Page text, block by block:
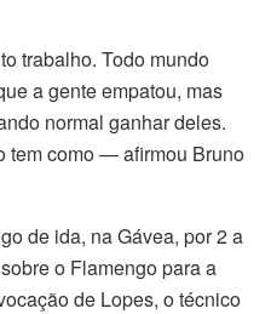
trabalho. Todo mundo
a gente empatou, mas
normal ganhar deles.
tem como — afirmou Bruno
de ida, na Gávea, por 2 a
o Flamengo para a
de Lopes, o técnico